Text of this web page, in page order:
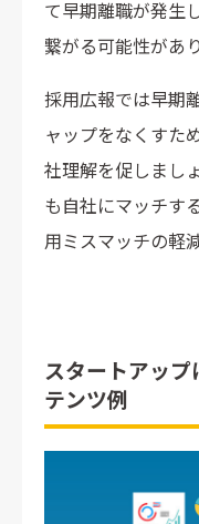
て早期離職が発生
繋がる可能性があり
採用広報では早期
ャップをなくすた
社理解を促しまし
も自社にマッチす
用ミスマッチの軽
スタートアッ
テンツ例